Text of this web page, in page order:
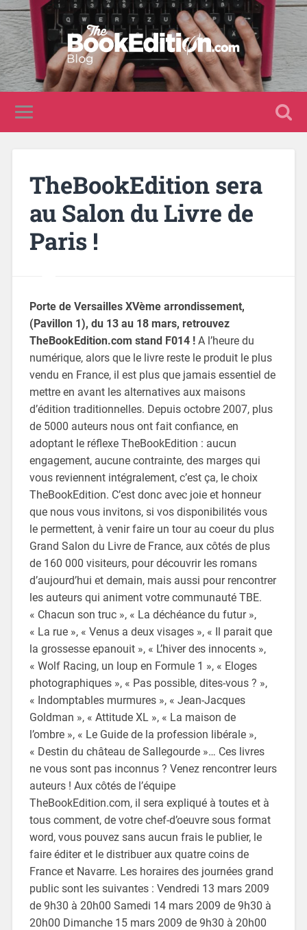
TheBookEdition sera
au Salon du Livre de
Paris !
Porte de Versailles XVème arrondissement,
(Pavillon 1), du 13 au 18 mars, retrouvez
TheBookEdition.com stand F014 !A l’heure du
numérique, alors que le livre reste le produit le plus
vendu en France, il est plus que jamais essentiel de
mettre en avant les alternatives aux maisons
d’édition traditionnelles. Depuis octobre 2007, plus
de 5000 auteurs nous ont fait confiance, en
adoptant le réflexe TheBookEdition : aucun
engagement, aucune contrainte, des marges qui
vous reviennent intégralement, c’est ça, le choix
TheBookEdition. C’est donc avec joie et honneur
que nous vous invitons, si vos disponibilités vous
le permettent, à venir faire un tour au coeur du plus
Grand Salon du Livre de France, aux côtés de plus
de 160 000 visiteurs, pour découvrir les romans
d’aujourd’hui et demain, mais aussi pour rencontrer
les auteurs qui animent votre communauté TBE.
« Chacun son truc », « La déchéance du futur »,
« La rue », « Venus a deux visages », « Il parait que
la grossesse epanouit », « L’hiver des innocents »,
« Wolf Racing, un loup en Formule 1 », « Eloges
photographiques », « Pas possible, dites-vous ? »,
« Indomptables murmures », « Jean-Jacques
Goldman », « Attitude XL », « La maison de
l’ombre », « Le Guide de la profession libérale »,
« Destin du château de Sallegourde »… Ces livres
ne vous sont pas inconnus ? Venez rencontrer leurs
auteurs ! Aux côtés de l’équipe
TheBookEdition.com, il sera expliqué à toutes et à
tous comment, de votre chef-d’oeuvre sous format
word, vous pouvez sans aucun frais le publier, le
faire éditer et le distribuer aux quatre coins de
France et Navarre. Les horaires des journées grand
public sont les suivantes : Vendredi 13 mars 2009
de 9h30 à 20h00 Samedi 14 mars 2009 de 9h30 à
20h00 Dimanche 15 mars 2009 de 9h30 à 20h00